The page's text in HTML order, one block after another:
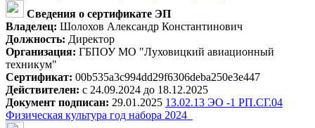
Сведения о сертификате ЭП
Владелец: Шолохов Александр Константинович
Должность: Директор
Организация: ГБПОУ МО "Луховицкий авиационный
техникум"
Сертификат: 00b535a3c994dd29f6306deba250e3e447
Действителен: с 24.09.2024 до 18.12.2025
Документ подписан: 29.01.2025 13.02.13 ЭО -1 РП.СГ.04
Физическая культура год набора 2024_